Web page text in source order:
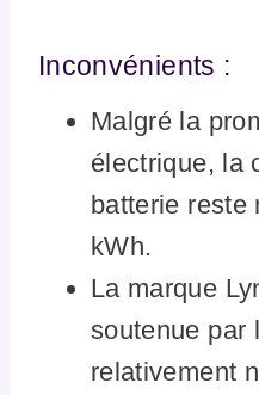
Inconvénients :
Malgré la
électrique, la
batterie reste
kWh.
La marque
soutenue par
relativement